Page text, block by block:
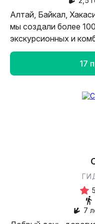
Алтай, Байкал,
мы создали более
экскурсионных и
на автомобиле и на
и катамаранах —
не оставят вас
Великие реки,
Хотите открыть для
17
7